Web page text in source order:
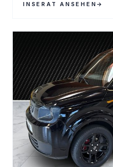
INSERAT ANSEHEN →